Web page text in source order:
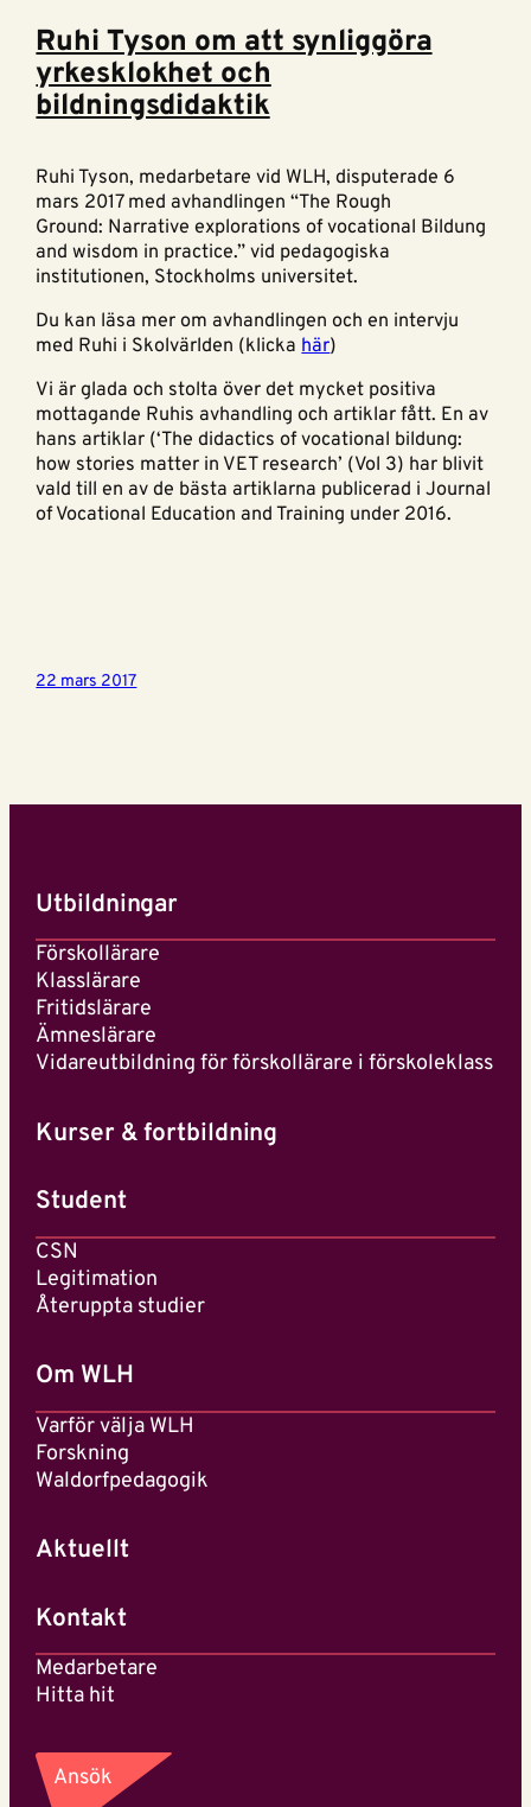
Ruhi Tyson om att synliggöra
yrkesklokhet och
bildningsdidaktik
Ruhi Tyson, medarbetare vid WLH, disputerade 6
mars 2017 med avhandlingen “The Rough
Ground: Narrative explorations of vocational Bildung
and wisdom in practice.” vid pedagogiska
institutionen, Stockholms universitet.
Du kan läsa mer om avhandlingen och en intervju
med Ruhi i Skolvärlden (klicka här)
Vi är glada och stolta över det mycket positiva
mottagande Ruhis avhandling och artiklar fått. En av
hans artiklar (‘The didactics of vocational bildung:
how stories matter in VET research’ (Vol 3) har blivit
vald till en av de bästa artiklarna publicerad i Journal
of Vocational Education and Training under 2016.
22 mars 2017
Utbildningar
Förskollärare
Klasslärare
Fritidslärare
Ämneslärare
Vidareutbildning för förskollärare i förskoleklass
Kurser & fortbildning
Student
CSN
Legitimation
Återuppta studier
Om WLH
Varför välja WLH
Forskning
Waldorfpedagogik
Aktuellt
Kontakt
Medarbetare
Hitta hit
Ansök